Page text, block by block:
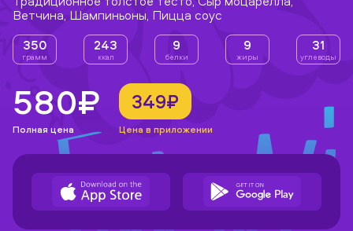
Ветчина, Шампиньоны, Пицца соус
350
грамм
243
ккал
9
белки
9
жиры
31
углеводы
580₽
Полная цена
349₽
Цена в приложении